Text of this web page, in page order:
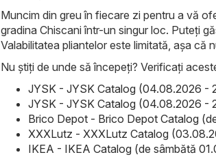
Muncim din greu în fiecare zi pentru a vă
gradina Chiscani într-un singur loc. Puteți
Valabilitatea pliantelor este limitată, așa că
Nu știți de unde să începeți? Verificați
JYSK - JYSK Catalog (04.08.2026 -
JYSK - JYSK Catalog (04.08.2026 -
Brico Depot - Brico Depot Catalog
XXXLutz - XXXLutz Catalog
IKEA - IKEA Catalog (de sâmbătă